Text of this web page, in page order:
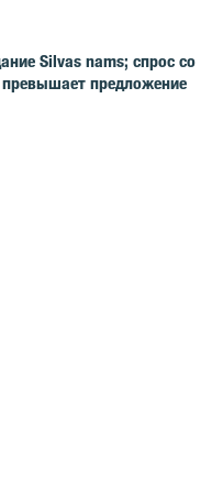
Silvas nams; спрос со
предложение